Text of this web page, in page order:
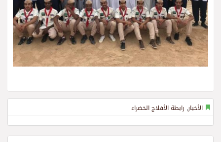
الأخبار, رابطة الأفلاج الخضراء